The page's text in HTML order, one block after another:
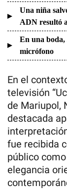
Una niña
ADN resultó
En una boda,
micrófono
En el
televisión
de Mariupol,
destacada
fue recibida
público
elegancia